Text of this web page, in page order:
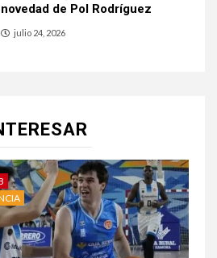
novedad de Pol Rodríguez
julio 24, 2026